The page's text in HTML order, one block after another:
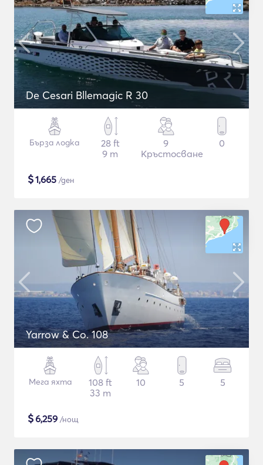
De Cesari Bllemagic R 30
Бърза лодка
28 ft
9 m
9
Кръстосване
0
$1,665 /ден
Yarrow & Co. 108
Мега яхта
108 ft
33 m
10 5 5
$6,259 /нощ